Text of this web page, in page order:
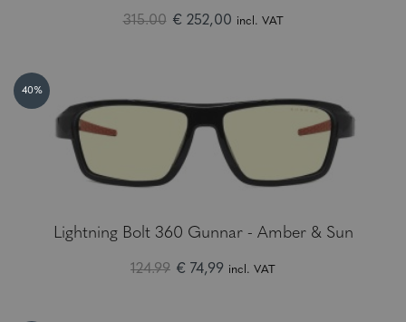
315.00 € 252,00 incl. VAT
40%
Lightning Bolt 360 Gunnar - Amber & Sun
124.99 € 74,99 incl. VAT